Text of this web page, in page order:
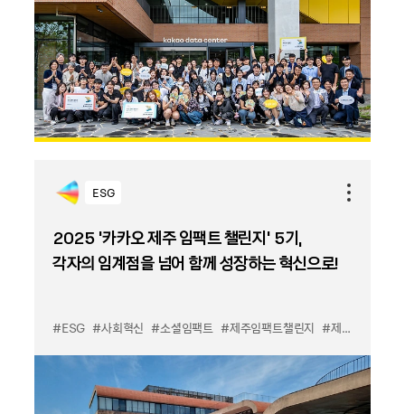
ESG
2025 '카카오 제주 임팩트 챌린지' 5기,
각자의 임계점을 넘어 함께 성장하는 혁신으로!
#ESG #사회혁신 #소셜임팩트 #제주임팩트챌린지 #제주위드카카오